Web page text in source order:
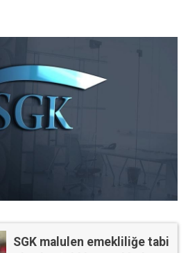
SGK malulen emekliliğe tabi